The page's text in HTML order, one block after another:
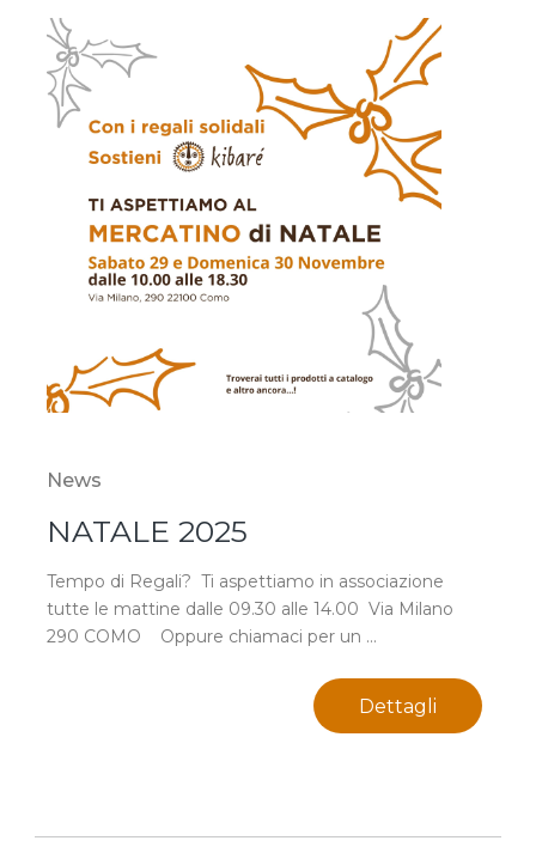
News
NATALE 2025
Tempo di Regali? Ti aspettiamo in associazione
tutte le mattine dalle 09.30 alle 14.00 Via Milano
290 COMO Oppure chiamaci per un ...
Dettagli